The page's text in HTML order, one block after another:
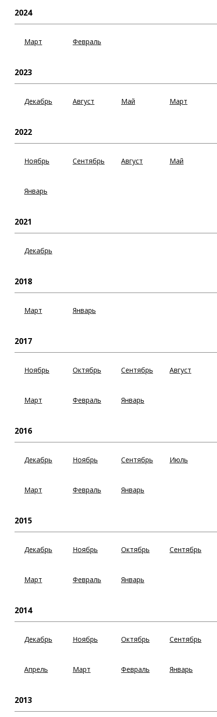
2024
Март Февраль
2023
Декабрь Август Май Март
2022
Ноябрь Сентябрь Август Май
Январь
2021
Декабрь
2018
Март Январь
2017
Ноябрь Октябрь Сентябрь Август
Март Февраль Январь
2016
Декабрь Ноябрь Сентябрь Июль
Март Февраль Январь
2015
Декабрь Ноябрь Октябрь Сентябрь
Март Февраль Январь
2014
Декабрь Ноябрь Октябрь Сентябрь
Апрель Март Февраль Январь
2013